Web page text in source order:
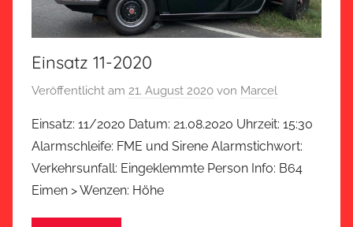
Einsatz 11-2020
Veröffentlicht am 21. August 2020 von Marcel
Einsatz: 11/2020 Datum: 21.08.2020 Uhrzeit: 15:30
Alarmschleife: FME und Sirene Alarmstichwort:
Verkehrsunfall: Eingeklemmte Person Info: B64
Eimen > Wenzen: Höhe